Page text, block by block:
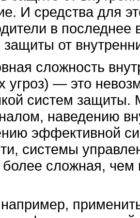
И средства для
в
защиты от
сложность
угроз) — это
систем защиты.
наведению
эффективной
системы
более сложная, чем